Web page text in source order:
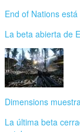
End of Nations
La beta abierta de
Dimensions
La última beta